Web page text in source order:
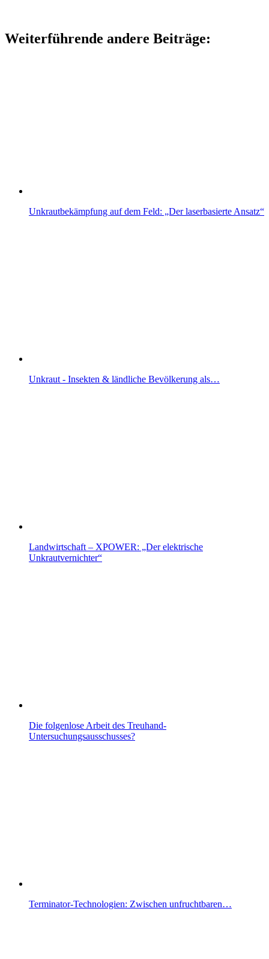
Weiterführende andere Beiträge:
Unkrautbekämpfung auf dem Feld: „Der laserbasierte Ansatz“
Unkraut - Insekten & ländliche Bevölkerung als…
Landwirtschaft – XPOWER: „Der elektrische
Unkrautvernichter“
Die folgenlose Arbeit des Treuhand-
Untersuchungsausschusses?
Terminator-Technologien: Zwischen unfruchtbaren…